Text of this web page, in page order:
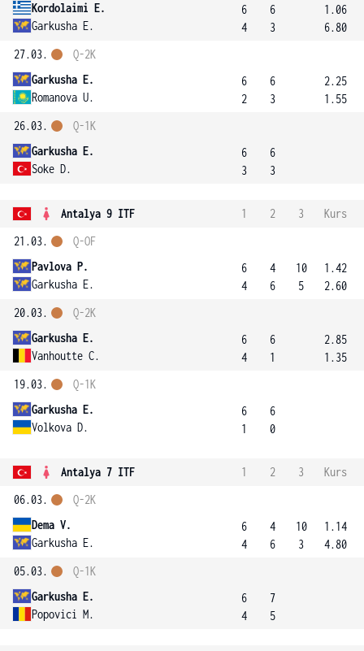
Kordolaimi E.
Garkusha E.
6
4
6
3
1.06
6.80
27.03.
Garkusha E.
Romanova U.
Q-2K
6
2
6
3
2.25
1.55
26.03.
Garkusha E.
Soke D.
Q-1K
6
3
6
3
Antalya 9 ITF 1 2 3
Kurs
21.03.
Pavlova P.
Garkusha E.
Q-OF
6
4
4
6
10
5
1.42
2.60
20.03.
Garkusha E.
Vanhoutte C.
Q-2K
6
4
6
1
2.85
1.35
19.03.
Garkusha E.
Volkova D.
Q-1K
6
1
6
0
Antalya 7 ITF 1 2 3
Kurs
06.03.
Dema V.
Garkusha E.
Q-2K
6
4
4
6
10
3
1.14
4.80
05.03.
Garkusha E.
Popovici M.
Q-1K
6
4
7
5